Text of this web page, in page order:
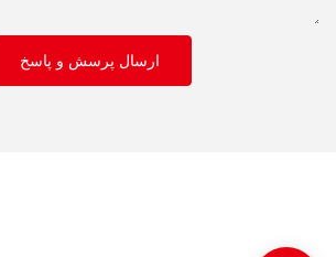
ارسال پرسش و پاسخ